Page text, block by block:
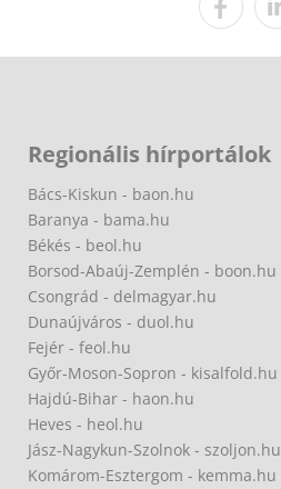
Regionális hírportálok
Bács-Kiskun - baon.hu
Baranya - bama.hu
Békés - beol.hu
Borsod-Abaúj-Zemplén - boon.hu
Csongrád - delmagyar.hu
Dunaújváros - duol.hu
Fejér - feol.hu
Győr-Moson-Sopron - kisalfold.hu
Hajdú-Bihar - haon.hu
Heves - heol.hu
Jász-Nagykun-Szolnok - szoljon.hu
Komárom-Esztergom - kemma.hu